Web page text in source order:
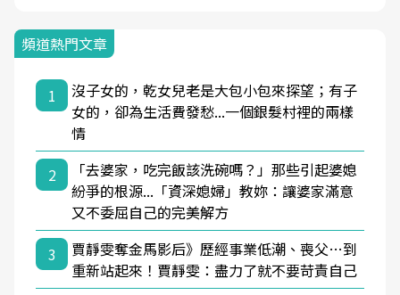
頻道熱門文章
1
沒子女的，乾女兒老是大包小包來探望；有子
女的，卻為生活費發愁...一個銀髮村裡的兩樣
情
2
「去婆家，吃完飯該洗碗嗎？」那些引起婆媳
紛爭的根源...「資深媳婦」教妳：讓婆家滿意
又不委屈自己的完美解方
3
賈靜雯奪金馬影后》歷經事業低潮、喪父…到
重新站起來！賈靜雯：盡力了就不要苛責自己